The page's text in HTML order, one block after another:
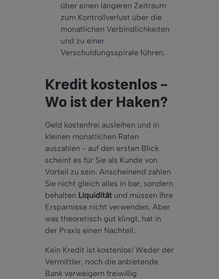
über einen längeren Zeitraum
zum Kontrollverlust über die
monatlichen Verbindlichkeiten
und zu einer
Verschuldungsspirale führen.
Kredit kostenlos -
Wo ist der Haken?
Geld kostenfrei ausleihen und in
kleinen monatlichen Raten
auszahlen - auf den ersten Blick
scheint es für Sie als Kunde von
Vorteil zu sein. Anscheinend zahlen
Sie nicht gleich alles in bar, sondern
behalten Liquidität und müssen Ihre
Ersparnisse nicht verwenden. Aber
was theoretisch gut klingt, hat in
der Praxis einen Nachteil.
Kein Kredit ist kostenlos! Weder der
Vermittler, noch die anbietende
Bank verweigern freiwillig